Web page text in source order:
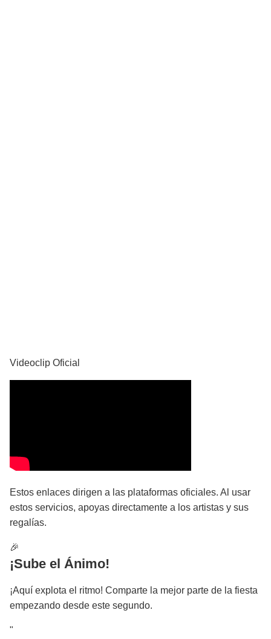
Videoclip Oficial
Estos enlaces dirigen a las plataformas oficiales. Al usar
estos servicios, apoyas directamente a los artistas y sus
regalías.
🎉
¡Sube el Ánimo!
¡Aquí explota el ritmo! Comparte la mejor parte de la fiesta
empezando desde este segundo.
"